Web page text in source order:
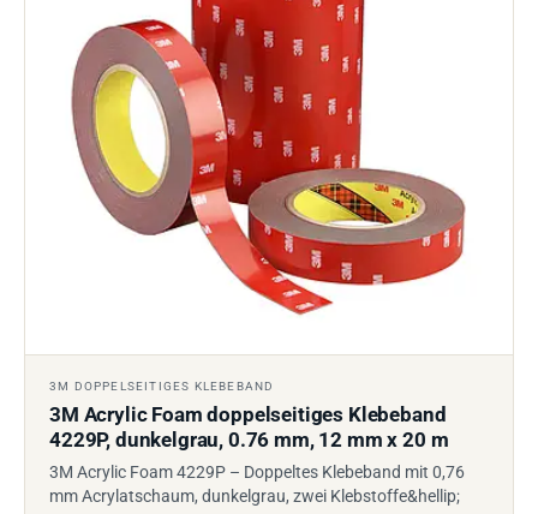
3M DOPPELSEITIGES KLEBEBAND
3M Acrylic Foam doppelseitiges Klebeband
4229P, dunkelgrau, 0.76 mm, 12 mm x 20 m
3M Acrylic Foam 4229P – Doppeltes Klebeband mit 0,76
mm Acrylatschaum, dunkelgrau, zwei Klebstoffe&hellip;